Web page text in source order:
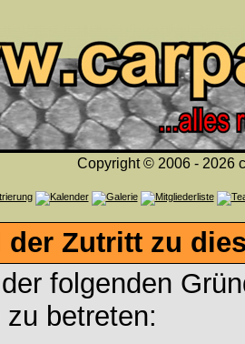
Copyright © 2006 - 2026
der Zutritt zu
folgenden
betreten: